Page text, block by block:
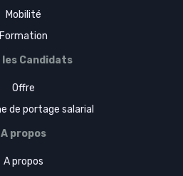
Mobilité
Formation
les Candidats
Offre
de portage salarial
A propos
A propos